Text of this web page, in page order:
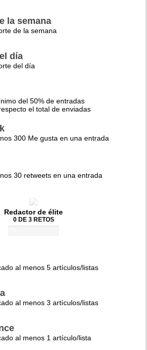
la semana
de la semana
día
del día
del 50% de entradas
el total de enviadas
300 Me gusta en una entrada
30 retweets en una entrada
Redactor de élite
0 DE 3 RETOS
al menos 5 artículos/listas
al menos 3 artículos/listas
al menos 1 artículo/lista